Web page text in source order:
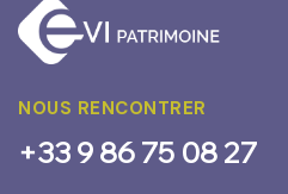
NOUS RENCONTRER
+33 9 86 75 08 27